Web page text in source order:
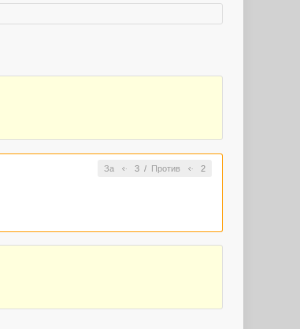
За 3/ Против 2